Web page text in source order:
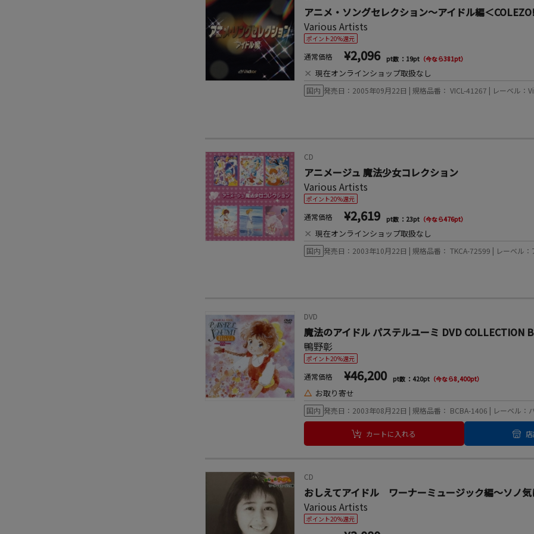
アニメ・ソングセレクション～アイドル編＜
Various Artists
ポイント20%還元
通常価格 ¥2,096 pt数 ：19pt （今なら381pt）
× 現在オンラインショップ取扱なし
国内 発売日：2005年09月22日 | 規格品番： VICL-41267 | レーベル：
CD
アニメージュ 魔法少女コレクション
Various Artists
ポイント20%還元
通常価格 ¥2,619 pt数 ：23pt （今なら476pt）
× 現在オンラインショップ取扱なし
国内 発売日：2003年10月22日 | 規格品番： TKCA-72599 | レーベル：
DVD
魔法のアイドル パステルユーミ DVD COLLECTION
鴨野彰
ポイント20%還元
通常価格 ¥46,200 pt数 ：420pt （今なら8,400pt）
△ お取り寄せ
国内 発売日：2003年08月22日 | 規格品番： BCBA-1406 | レーベル：
カートに入れる
CD
おしえてアイドル ワーナーミュージック編～ソノ気
Various Artists
ポイント20%還元